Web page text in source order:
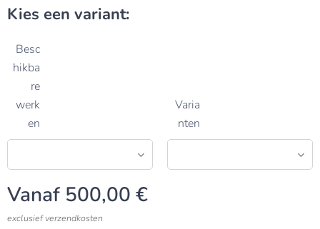
Kies een variant:
Besc
hikba
re
werk
en
Varia
nten
Vanaf 500,00 €
exclusief verzendkosten